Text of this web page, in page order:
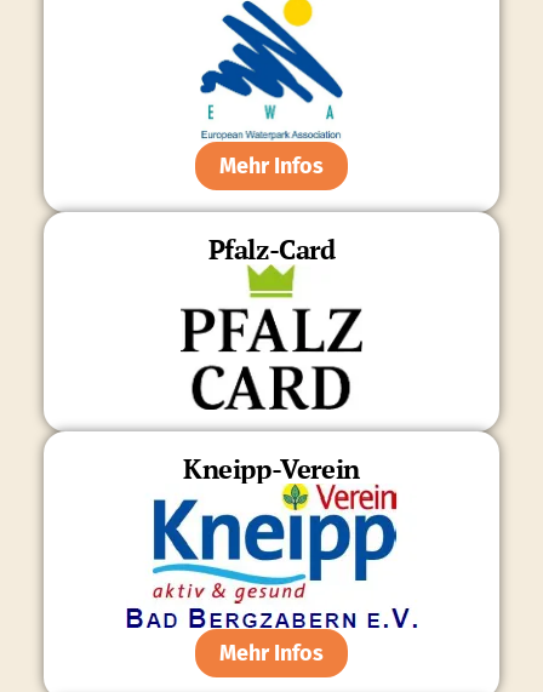
Mehr Infos
Pfalz-Card
Kneipp-Verein
Mehr Infos